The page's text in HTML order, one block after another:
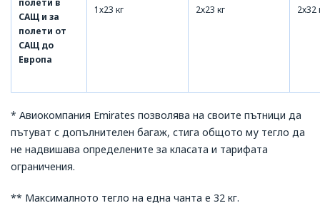
полети в
САЩ и за
полети от
САЩ до
Европа
1х23 кг 2х23 кг 2х32
* Авиокомпания Emirates позволява на своите пътници да
пътуват с допълнителен багаж, стига общото му тегло да
не надвишава определените за класата и тарифата
ограничения.
** Максималното тегло на една чанта е 32 кг.